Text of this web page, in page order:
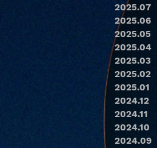
2025.07
2025.06
2025.05
2025.04
2025.03
2025.02
2025.01
2024.12
2024.11
2024.10
2024.09